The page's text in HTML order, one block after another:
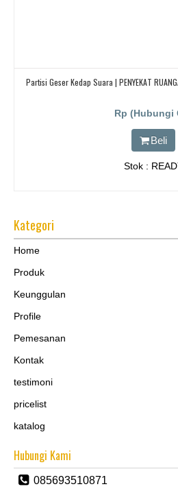
Partisi Geser Kedap Suara | PENYEKAT
Rp (Hubungi
Beli
Stok :
Kategori
Home
Produk
Keunggulan
Profile
Pemesanan
Kontak
testimoni
pricelist
katalog
Hubungi Kami
085693510871